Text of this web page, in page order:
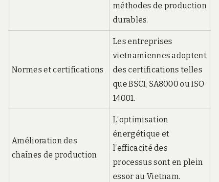
méthodes de production
durables.
Normes et certifications
Les entreprises
vietnamiennes adoptent
des certifications telles
que BSCI, SA8000 ou ISO
14001.
Amélioration des
chaînes de production
L’optimisation
énergétique et
l’efficacité des
processus sont en plein
essor au Vietnam.